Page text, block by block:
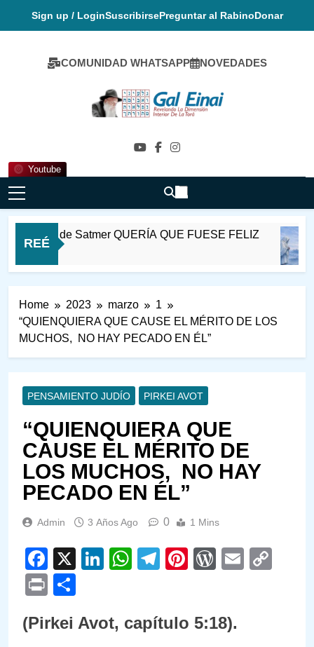
Sign up / LoginSuscribirsePreguntar al RabinoDonar
COMUNIDAD WHATSAPP NOVEDADES
Youtube
Gal Einai En
REÉ
Rabi Ioel de Satmer QUERÍA QUE FUESE FELIZ
Home 2023 marzo
1
“QUIENQUIERA QUE CAUSE EL MÉRITO DE LOS
MUCHOS, NO HAY PECADO EN ÉL”
PENSAMIENTO JUDÍO PIRKEI AVOT
“QUIENQUIERA QUE
CAUSE EL MÉRITO DE
LOS MUCHOS, NO HAY
PECADO EN ÉL”
Admin 3 Años Ago 0 1 Mins
Facebook
X LinkedIn
WhatsApp
Telegram
PinterestEmail
Print
(Pirkei Avot, capítulo 5:18).